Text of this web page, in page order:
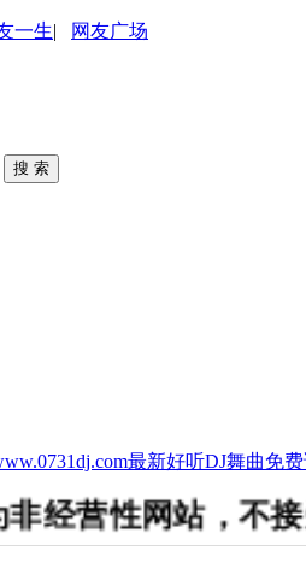
一生| 网友广场
搜 索
最新好听DJ舞曲免
非经营性网站，